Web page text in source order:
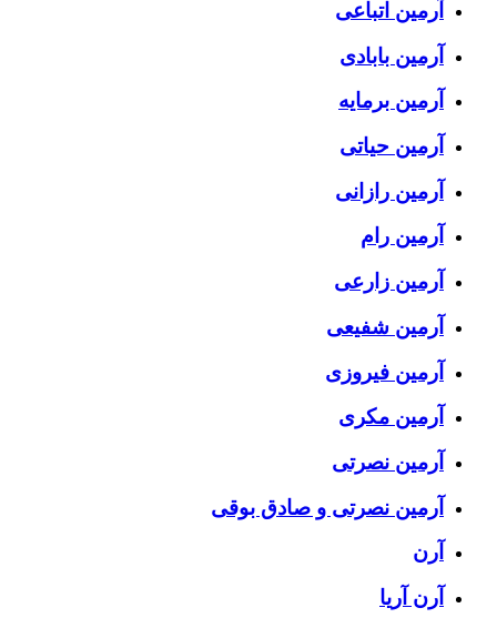
آرمین اتباعی
آرمین بابادی
آرمین برمایه
آرمین حیاتی
آرمین رازانی
آرمین رام
آرمین زارعی
آرمین شفیعی
آرمین فیروزی
آرمین مکری
آرمین نصرتی
آرمین نصرتی و صادق بوقی
آرن
آرن آریا